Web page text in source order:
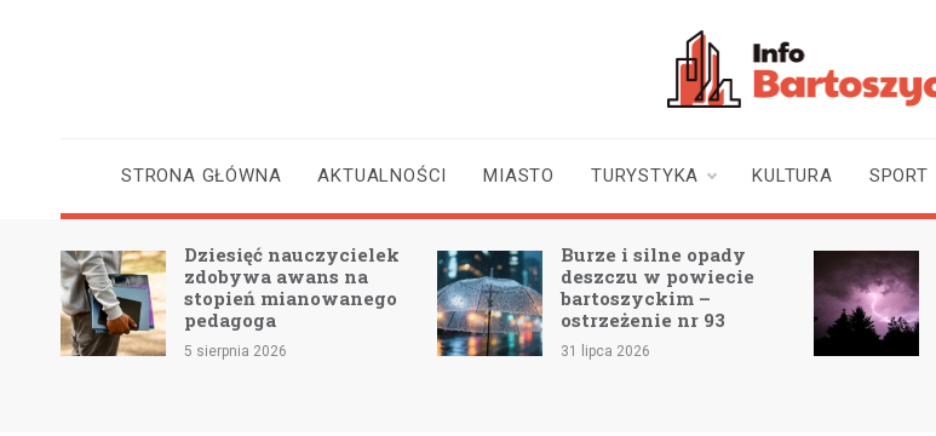
STRONA GŁÓWNA AKTUALNOŚCI MIASTO TURYSTYKA KULTURA SPORT
Dziesięć nauczycielek
zdobywa awans na
stopień mianowanego
pedagoga
5 sierpnia 2026
Burze i silne opady
deszczu w powiecie
bartoszyckim –
ostrzeżenie nr 93
31 lipca 2026